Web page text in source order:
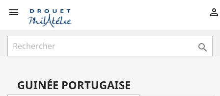
 

GUINÉE PORTUGAISE